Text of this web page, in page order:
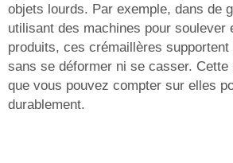
objets lourds. Par exemple, dans de
utilisant des machines pour soulever
produits, ces crémaillères
sans se déformer ni se casser.
que vous pouvez compter sur elles
durablement.